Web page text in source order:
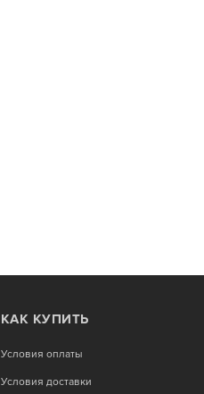
КАК КУПИТЬ
Условия оплаты
Условия доставки